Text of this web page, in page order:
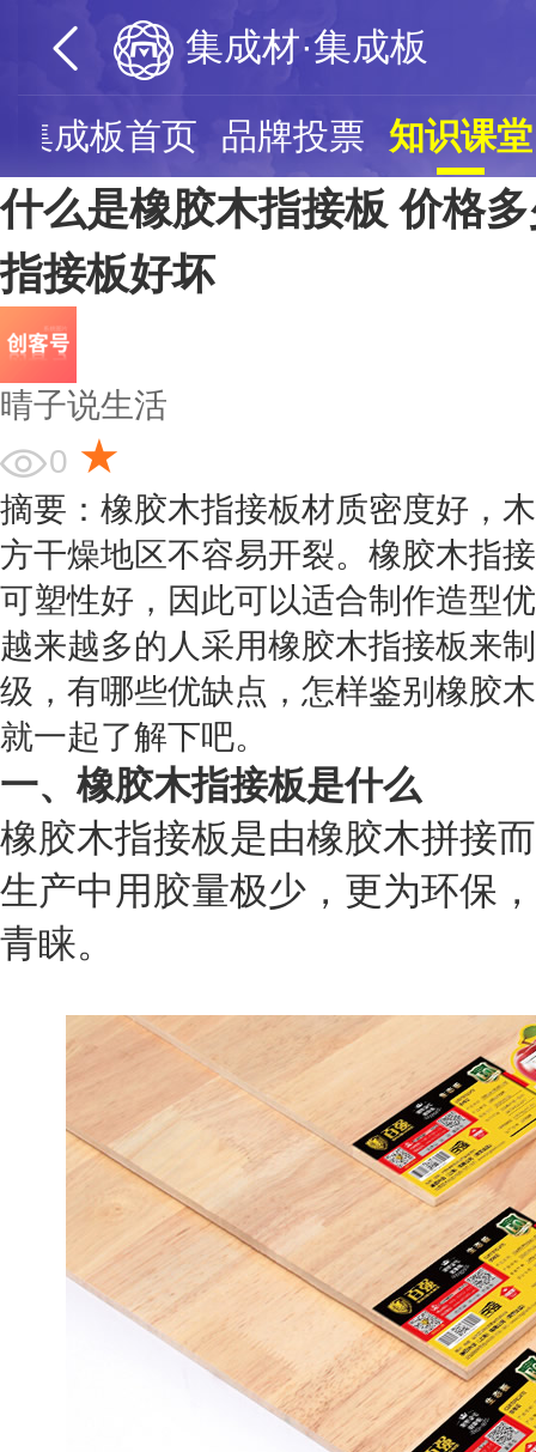
集成材·集成板
集成板首页 品牌投票 知识课堂
什么是橡胶木指接板 价格
指接板好坏
晴子说生活
0 ★
摘要：橡胶木指接板材质密度好，
方干燥地区不容易开裂。橡胶木指
可塑性好，因此可以适合制作造型
越来越多的人采用橡胶木指接板来
级，有哪些优缺点，怎样鉴别橡胶
就一起了解下吧。
一、橡胶木指接板是什么
橡胶木指接板是由橡胶木拼接
生产中用胶量极少， 更为环保 ，
青睐。